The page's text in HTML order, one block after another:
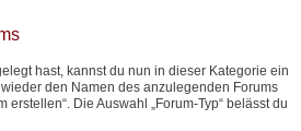
hast, kannst du nun in dieser Kategorie ein
den Namen des anzulegenden Forums
erstellen“. Die Auswahl „Forum-Typ“ belässt du